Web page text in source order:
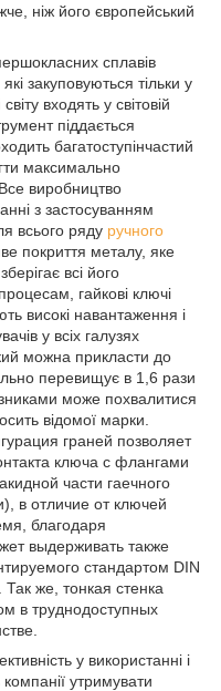
ніж його європейський
сплавів
закуповуються тільки у
входять у світовій
піддається
багатоступінчастий
максимально
виробництво
з застосуванням
всього ряду ручного
покриття металу, яке
всі його
гайкові ключі
високі навантаження і
у всіх галузях
можна прикласти до
перевищує в 1,6 рази
може похвалитися
відомої марки.
граней позволяет
ключа с флангами
части гаечного
в отличие от ключей
благодаря
выдерживать также
стандартом DIN
же, тонкая стенка
в труднодоступных
у використанні і
утримувати